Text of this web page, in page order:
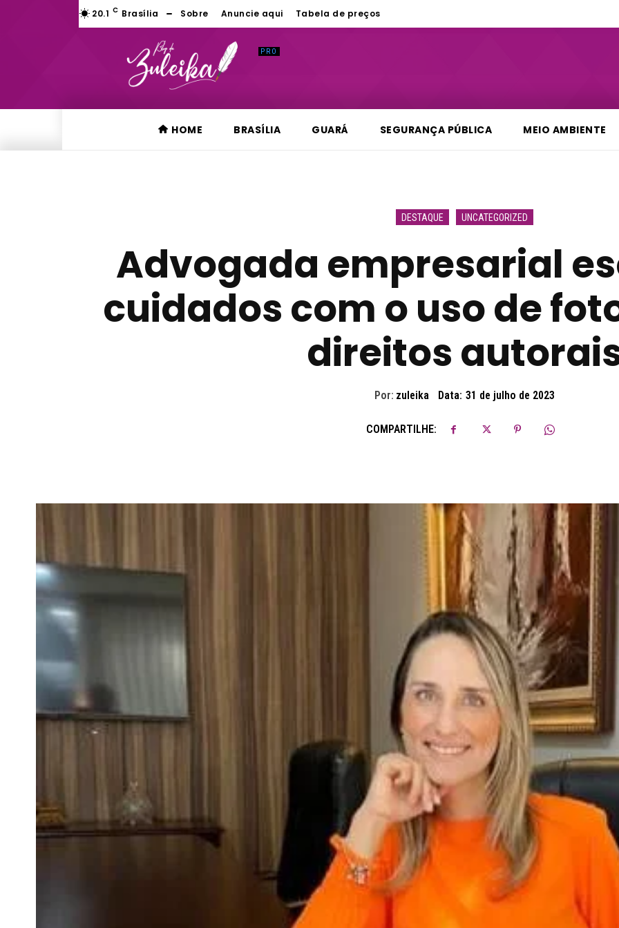
20.1 C Brasília Sobre Anuncie aqui Tabela de preços
HOME BRASÍLIA GUARÁ SEGURANÇA PÚBLICA MEIO AMBIENTE
DESTAQUE UNCATEGORIZED
Advogada empresarial
cuidados com o uso de
direitos
Por: zuleika Data: 31 de julho de 2023
COMPARTILHE: